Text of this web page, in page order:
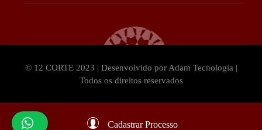
© 12 CORTE 2023 | Desenvolvido por Adam Tecnologia |
Todos os direitos reservados
Cadastrar Processo